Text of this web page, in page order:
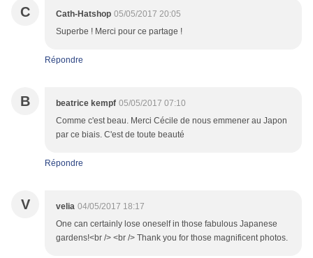
C Cath-Hatshop 05/05/2017 20:05
Superbe ! Merci pour ce partage !
Répondre
B beatrice kempf 05/05/2017 07:10
Comme c'est beau. Merci Cécile de nous emmener au Japon
par ce biais. C'est de toute beauté
Répondre
V velia 04/05/2017 18:17
One can certainly lose oneself in those fabulous Japanese
gardens!<br /> <br /> Thank you for those magnificent photos.